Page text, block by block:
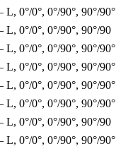
0°/0°, 0°/90°, 90°/90°
0°/0°, 0°/90°, 90°/90
0°/0°, 0°/90°, 90°/90°
0°/0°, 0°/90°, 90°/90°
0°/0°, 0°/90°, 90°/90°
0°/0°, 0°/90°, 90°/90°
0°/0°, 0°/90°, 90°/90
0°/0°, 0°/90°, 90°/90°